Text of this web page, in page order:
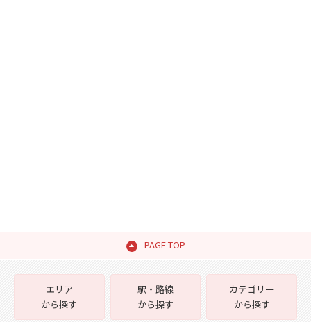
PAGE TOP
エリア
から探す
駅・路線
から探す
カテゴリー
から探す